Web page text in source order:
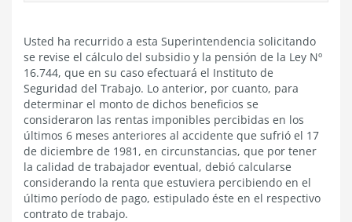
Usted ha recurrido a esta Superintendencia solicitando
se revise el cálculo del subsidio y la pensión de la Ley Nº
16.744, que en su caso efectuará el Instituto de
Seguridad del Trabajo. Lo anterior, por cuanto, para
determinar el monto de dichos beneficios se
consideraron las rentas imponibles percibidas en los
últimos 6 meses anteriores al accidente que sufrió el 17
de diciembre de 1981, en circunstancias, que por tener
la calidad de trabajador eventual, debió calcularse
considerando la renta que estuviera percibiendo en el
último período de pago, estipulado éste en el respectivo
contrato de trabajo.